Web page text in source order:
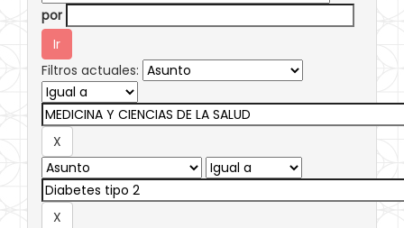
por
Filtros actuales: